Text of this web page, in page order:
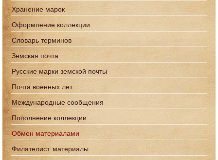
Хранение марок
Оформление коллекции
Словарь терминов
Земская почта
Русские марки земской почты
Почта военных лет
Международные сообщения
Пополнение коллекции
Обмен материалами
Филателист. материалы